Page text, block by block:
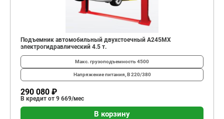
Подъемник автомобильный двухстоечный A245MX
электрогидравлический 4.5 т.
Макс. грузоподъемность4500
Напряжение питания, В220/380
290 080 ₽
В кредит от 9 669/мес
В корзину